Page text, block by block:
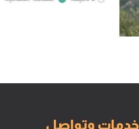
خدمات وتواصل